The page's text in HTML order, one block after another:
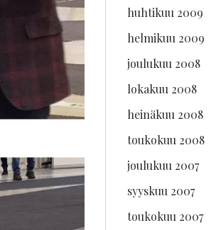
huhtikuu 2009
helmikuu 2009
joulukuu 2008
lokakuu 2008
heinäkuu 2008
toukokuu 2008
joulukuu 2007
syyskuu 2007
toukokuu 2007